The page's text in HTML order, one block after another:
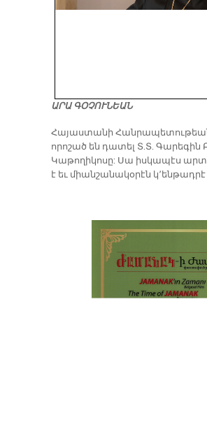
ԱՐԱ ԳՕՉՈՒՆԵԱՆ
​Հայաստանի Հանրապետութեան
որոշած են դատել Տ.Տ. Գարեգին
Կաթողիկոսը: Սա իսկապէս
է եւ միանշանակօրէն